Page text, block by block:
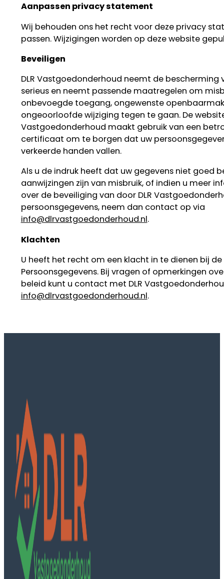
Aanpassen privacy statement
Wij behouden ons het recht voor deze privacy
passen. Wijzigingen worden op deze website
Beveiligen
DLR Vastgoedonderhoud neemt de bescherming
serieus en neemt passende maatregelen om
onbevoegde toegang, ongewenste
ongeoorloofde wijziging tegen te gaan. De
Vastgoedonderhoud maakt gebruik van een
certificaat om te borgen dat uw
verkeerde handen vallen.
Als u de indruk heeft dat uw gegevens niet goed
aanwijzingen zijn van misbruik, of indien u meer
over de beveiliging van door DLR
persoonsgegevens, neem dan contact op via
info@dlrvastgoedonderhoud.nl.
Klachten
U heeft het recht om een klacht in te dienen bij
Persoonsgegevens. Bij vragen of opmerkingen
beleid kunt u contact met DLR
info@dlrvastgoedonderhoud.nl.